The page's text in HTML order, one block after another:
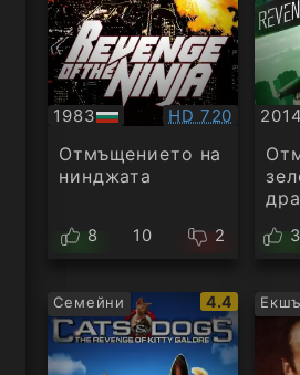
1983
БГ
аудио
Качество:
HD 720
Отмъщението на
нинджатa
8 10 2
2014
БГ
Семейни
IMDb
рейтинг:
4.4